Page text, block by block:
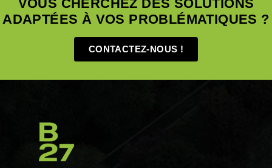
VOUS CHERCHEZ DES SOLUTIONS
ADAPTÉES À VOS PROBLÉMATIQUES ?
CONTACTEZ-NOUS !